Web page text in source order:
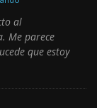
al
Me parece
que estoy